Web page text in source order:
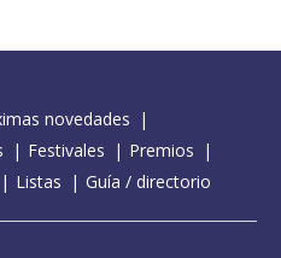
novedades
Festivales
Premios
Listas Guía / directorio